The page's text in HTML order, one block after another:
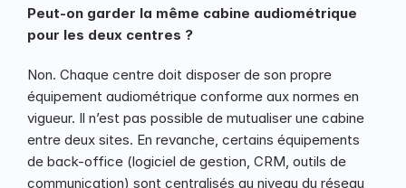
Peut-on garder la même cabine audiométrique
pour les deux centres ?
Non. Chaque centre doit disposer de son propre
équipement audiométrique conforme aux normes en
vigueur. Il n’est pas possible de mutualiser une cabine
entre deux sites. En revanche, certains équipements
de back-office (logiciel de gestion, CRM, outils de
communication) sont centralisés au niveau du réseau